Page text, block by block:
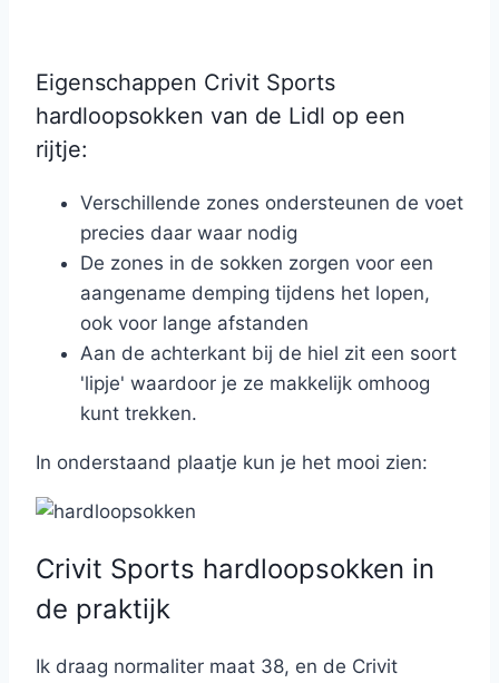
Eigenschappen Crivit Sports
hardloopsokken van de Lidl op een
rijtje:
Verschillende zones ondersteunen de voet
precies daar waar nodig
De zones in de sokken zorgen voor een
aangename demping tijdens het lopen,
ook voor lange afstanden
Aan de achterkant bij de hiel zit een soort
'lipje' waardoor je ze makkelijk omhoog
kunt trekken.
In onderstaand plaatje kun je het mooi zien:
Crivit Sports hardloopsokken in
de praktijk
Ik draag normaliter maat 38, en de Crivit